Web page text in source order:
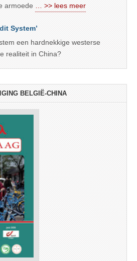
armoede
… >> lees meer
System’
een hardnekkige westerse
realiteit in China?
BELGIË-CHINA